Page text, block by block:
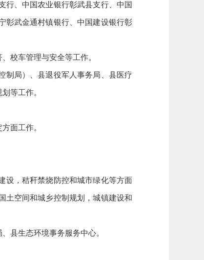
行、中国农业银行彰武县支行、中国
彰武金通村镇银行、中国建设银行彰
校车管理与安全等工作。
制局）、县退役军人事务局、县医疗
等工作。
面工作。
设，秸秆禁烧防控和城市绿化等方面
土空间和城乡控制规划，城镇建设和
县生态环境事务服务中心。